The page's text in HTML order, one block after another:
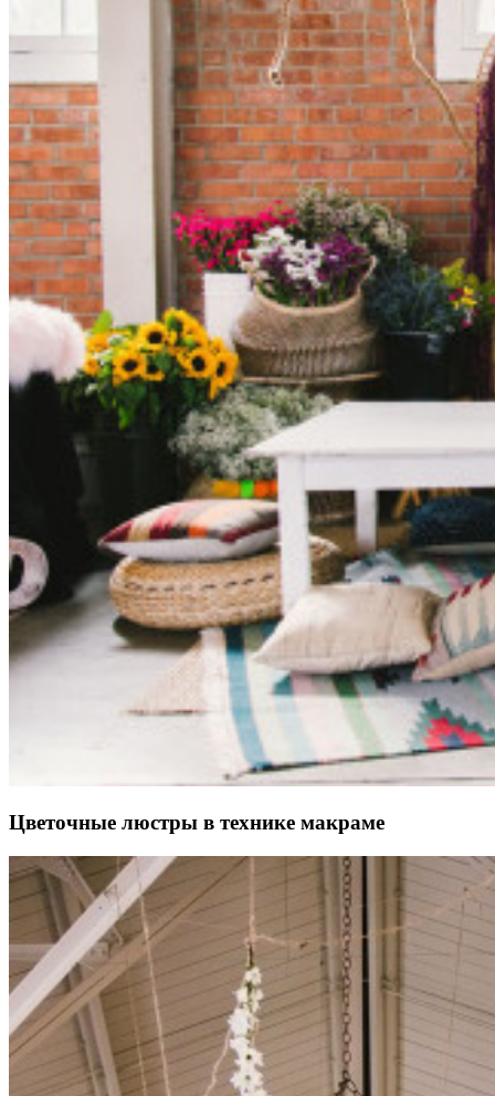
Цветочные люстры в технике макраме